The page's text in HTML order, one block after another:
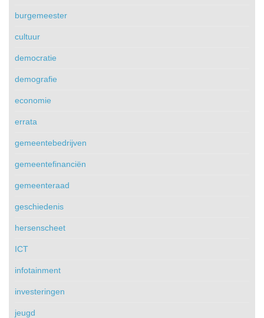
burgemeester
cultuur
democratie
demografie
economie
errata
gemeentebedrijven
gemeentefinanciën
gemeenteraad
geschiedenis
hersenscheet
ICT
infotainment
investeringen
jeugd